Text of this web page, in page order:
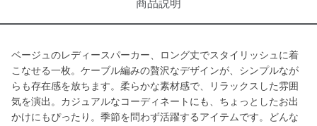
商品説明
ベージュのレディースパーカー、ロング丈でスタイリッシュに着
こなせる一枚。ケーブル編みの贅沢なデザインが、シンプルなが
らも存在感を放ちます。柔らかな素材感で、リラックスした雰囲
気を演出。カジュアルなコーディネートにも、ちょっとしたお出
かけにもぴったり。季節を問わず活躍するアイテムです。どんな